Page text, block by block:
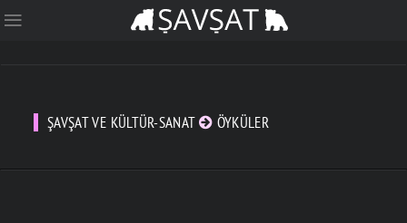
ŞAVŞAT VE KÜLTÜR-SANAT ÖYKÜLER